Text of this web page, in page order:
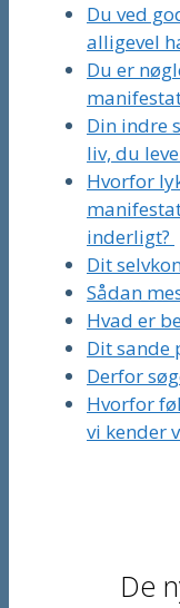
Du ved
alligevel
Du er
Din indre
liv, du
Hvorfor
inderligt?
Dit
Sådan
Hvad er
Dit sande
Derfor
Hvorfor
vi kender
De